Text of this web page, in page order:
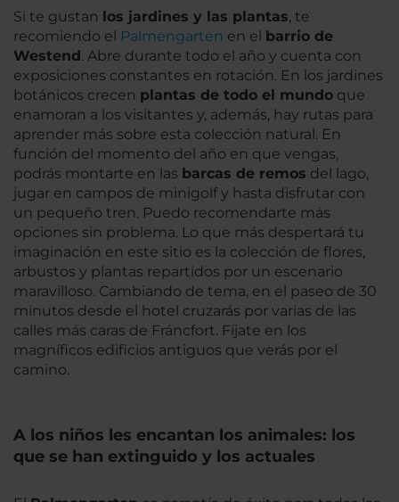
Si te gustan los jardines y las plantas, te
recomiendo el Palmengarten en el barrio de
Westend. Abre durante todo el año y cuenta con
exposiciones constantes en rotación. En los jardines
botánicos crecen plantas de todo el mundo que
enamoran a los visitantes y, además, hay rutas para
aprender más sobre esta colección natural. En
función del momento del año en que vengas,
podrás montarte en las barcas de remos del lago,
jugar en campos de minigolf y hasta disfrutar con
un pequeño tren. Puedo recomendarte más
opciones sin problema. Lo que más despertará tu
imaginación en este sitio es la colección de flores,
arbustos y plantas repartidos por un escenario
maravilloso. Cambiando de tema, en el paseo de 30
minutos desde el hotel cruzarás por varias de las
calles más caras de Fráncfort. Fíjate en los
magníficos edificios antiguos que verás por el
camino.
A los niños les encantan los animales: los
que se han extinguido y los actuales